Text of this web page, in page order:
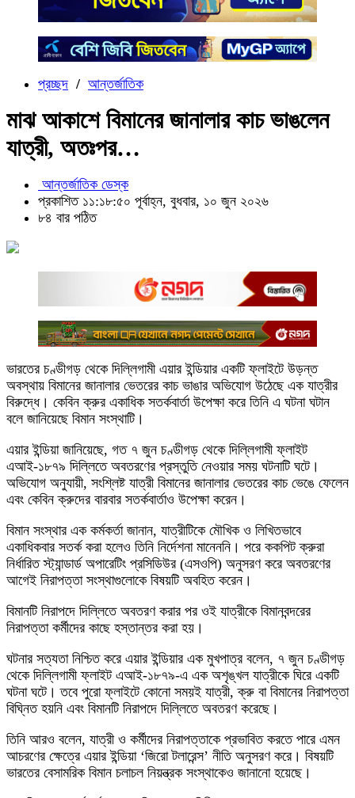
প্রচ্ছদ / আন্তর্জাতিক
মাঝ আকাশে বিমানের জানালার কাচ ভাঙলেন
যাত্রী, অতঃপর…
আন্তর্জাতিক ডেস্ক
প্রকাশিত ১১:১৮:৫০ পূর্বাহ্ন, বুধবার, ১০ জুন ২০২৬
৮৪ বার পঠিত
ভারতের চণ্ডীগড় থেকে দিল্লিগামী এয়ার ইন্ডিয়ার একটি ফ্লাইটে উড়ন্ত
অবস্থায় বিমানের জানালার ভেতরের কাচ ভাঙার অভিযোগ উঠেছে এক যাত্রীর
বিরুদ্ধে। কেবিন ক্রুর একাধিক সতর্কবার্তা উপেক্ষা করে তিনি এ ঘটনা ঘটান
বলে জানিয়েছে বিমান সংস্থাটি।
এয়ার ইন্ডিয়া জানিয়েছে, গত ৭ জুন চণ্ডীগড় থেকে দিল্লিগামী ফ্লাইট
এআই-১৮৭৯ দিল্লিতে অবতরণের প্রস্তুতি নেওয়ার সময় ঘটনাটি ঘটে।
অভিযোগ অনুযায়ী, সংশ্লিষ্ট যাত্রী বিমানের জানালার ভেতরের কাচ ভেঙে ফেলেন
এবং কেবিন ক্রুদের বারবার সতর্কবার্তাও উপেক্ষা করেন।
বিমান সংস্থার এক কর্মকর্তা জানান, যাত্রীটিকে মৌখিক ও লিখিতভাবে
একাধিকবার সতর্ক করা হলেও তিনি নির্দেশনা মানেননি। পরে ককপিট ক্রুরা
নির্ধারিত স্ট্যান্ডার্ড অপারেটিং প্রসিডিউর (এসওপি) অনুসরণ করে অবতরণের
আগেই নিরাপত্তা সংস্থাগুলোকে বিষয়টি অবহিত করেন।
বিমানটি নিরাপদে দিল্লিতে অবতরণ করার পর ওই যাত্রীকে বিমানবন্দরের
নিরাপত্তা কর্মীদের কাছে হস্তান্তর করা হয়।
ঘটনার সত্যতা নিশ্চিত করে এয়ার ইন্ডিয়ার এক মুখপাত্র বলেন, ৭ জুন চণ্ডীগড়
থেকে দিল্লিগামী ফ্লাইট এআই-১৮৭৯-এ এক অশৃঙ্খল যাত্রীকে ঘিরে একটি
ঘটনা ঘটে। তবে পুরো ফ্লাইটে কোনো সময়ই যাত্রী, ক্রু বা বিমানের নিরাপত্তা
বিঘ্নিত হয়নি এবং বিমানটি নিরাপদে দিল্লিতে অবতরণ করেছে।
তিনি আরও বলেন, যাত্রী ও কর্মীদের নিরাপত্তাকে প্রভাবিত করতে পারে এমন
আচরণের ক্ষেত্রে এয়ার ইন্ডিয়া ‘জিরো টলারেন্স’ নীতি অনুসরণ করে। বিষয়টি
ভারতের বেসামরিক বিমান চলাচল নিয়ন্ত্রক সংস্থাকেও জানানো হয়েছে।